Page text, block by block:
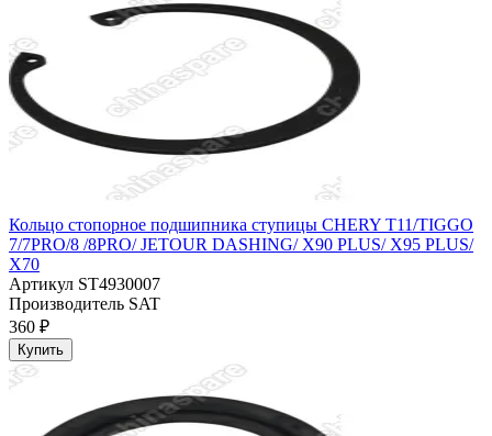
Кольцо стопорное подшипника ступицы CHERY T11/TIGGO
7/7PRO/8 /8PRO/ JETOUR DASHING/ X90 PLUS/ X95 PLUS/
X70
Артикул ST4930007
Производитель SAT
360 ₽
Купить